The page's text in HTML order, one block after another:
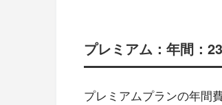
プレミアム：年間：
プレミアムプランの年間